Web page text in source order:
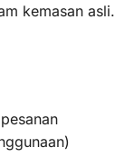
kemasan asli.